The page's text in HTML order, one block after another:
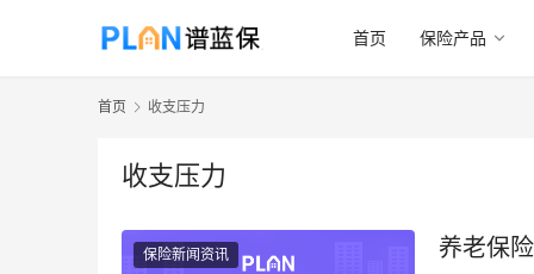
首页 保险产品
首页 收支压力
收支压力
保险新闻资讯 养老保